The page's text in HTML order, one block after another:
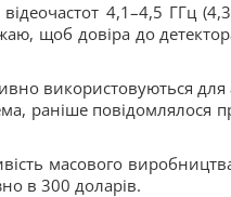
4,1–4,5 ГГц
щоб довіра до
використовуються для
раніше повідомлялося
масового
в 300 доларів.